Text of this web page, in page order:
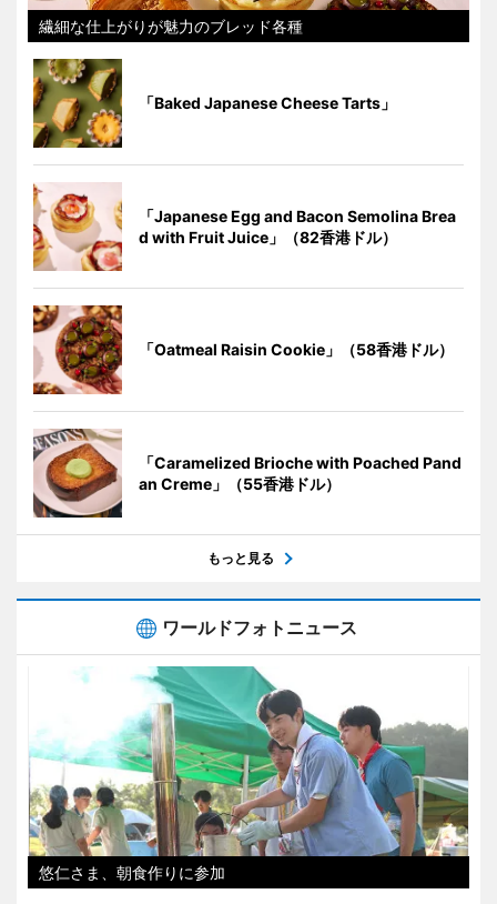
繊細な仕上がりが魅力のブレッド各種
「Baked Japanese Cheese Tarts」
「Japanese Egg and Bacon Semolina Brea
d with Fruit Juice」（82香港ドル）
「Oatmeal Raisin Cookie」（58香港ドル）
「Caramelized Brioche with Poached Pand
an Creme」（55香港ドル）
もっと見る
ワールドフォトニュース
悠仁さま、朝食作りに参加